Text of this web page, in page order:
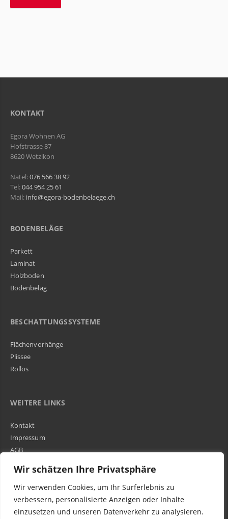
Wir schätzen Ihre Privatsphäre
Wir verwenden Cookies, um Ihr Surferlebnis zu
verbessern, personalisierte Anzeigen oder Inhalte
einzusetzen und unseren Datenverkehr zu analysieren.
KONTAKT
Egora Wohnen AG
Hofstrasse 87
8620 Wetzikon
Natel:076 566 38 92
Tel:044 954 25 61
Mail: info@egora-bodenbelaege.ch
BODENBELÄGE
Parkett
Laminat
Holzboden
Bodenbelag
BESCHATTUNGSSYSTEME
Flächenvorhänge
Plissee
Rollos
WEITERE LINKS
Kontakt
Impressum
AGB
WIR SIND IN DER GESAMTEN SCHWEIZ TÄTIG
Kundenbewertungen und Erfahrungen zu
Egora GmbH